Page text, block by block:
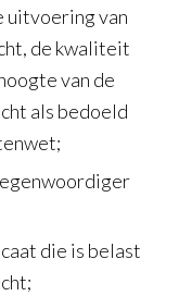
uitvoering van
de kwaliteit
van de
als bedoeld
die is belast